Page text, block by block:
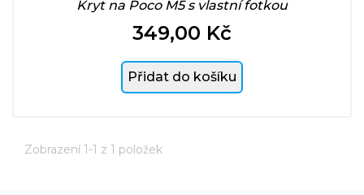
Kryt na Poco M5 s vlastní fotkou
Cena
349,00 Kč
Přidat do košíku
Zobrazení 1-1 z 1 položek